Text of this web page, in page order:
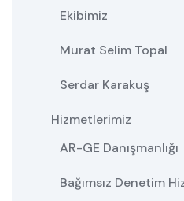
Ekibimiz
Murat Selim Topal
Serdar Karakuş
Hizmetlerimiz
AR-GE Danışmanlığı
Bağımsız Denetim